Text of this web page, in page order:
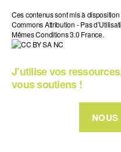
Ces contenus sont mis à
Commons Attribution - Pas
Mêmes Conditions 3.0 France.
J’utilise vos
vous soutiens !